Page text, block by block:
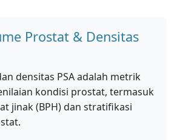
Prostat & Densitas
densitas PSA adalah metrik
kondisi prostat, termasuk
jinak (BPH) dan stratifikasi